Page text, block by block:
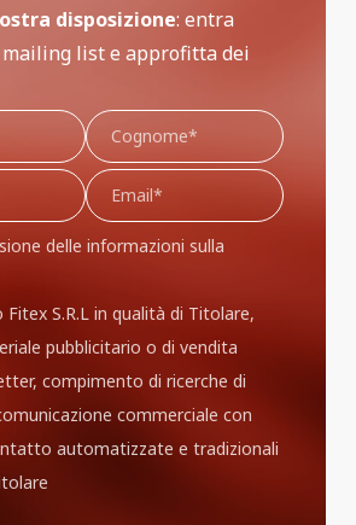
disposizione: entra
list e approfitta dei
delle informazioni sulla
S.R.L in qualità di Titolare,
pubblicitario o di vendita
compimento di ricerche di
commerciale con
automatizzate e tradizionali